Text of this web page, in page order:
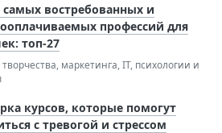
востребованных и
профессий для
топ-27
маркетинга, IT, психологии и
курсов, которые помогут
с тревогой и стрессом